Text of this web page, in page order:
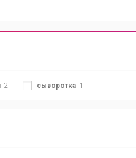
2 сыворотка 1